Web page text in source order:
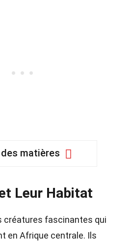
des matières
Leur Habitat
créatures fascinantes qui
en Afrique centrale. Ils